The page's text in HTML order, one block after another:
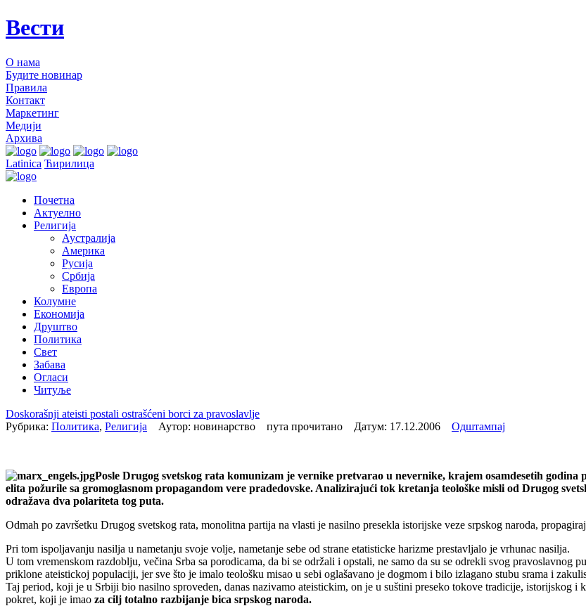
Вести
О нама
Будите новинар
Правила
Контакт
Маркетинг
Медији
Архива
Latinica Ћирилица
Почетна
Актуелно
Религија
Аустралија
Америка
Русија
Србија
Европа
Колумне
Економија
Друштво
Политика
Свет
Забава
Огласи
Читуље
Doskorašnji ateisti postali ostrašćeni borci za pravoslavlje
Рубрика: Политика, Религија Аутор: новинарство пута прочитано Датум: 17.12.2006 Одштампај
Posle Drugog svetskog rata komunizam je vernike pretvarao u nevernike, krajem osamdesetih
elita požurile sa gromoglasnom propagandom vere pradedovske. Analizirajući tok kretanja teološke misli od Drugog
odražava dva polariteta tog puta.
Odmah po završetku Drugog svetskog rata, monolitna partija na vlasti je nasilno presekla istorijske veze srpskog naroda,
Pri tom ispoljavanju nasilja u nametanju svoje volje, nametanje sebe od strane etatisticke harizme prestavljalo je vrhunac nasilja.
U tom vremenskom razdoblju, večina Srba sa porodicama, da bi se održali i opstali, ne samo da su se odrekli svog pravoslavnog
priklone ateistickoj populaciji, jer sve što je imalo teološku misao u sebi oglašavano je dogmom i bilo izlagano stubu srama i
Taj period, koji je u Srbiji bio nasilno sproveden, danas nazivamo ateistickim, on je u suštini preseko tokove tradicije, istorijskog
pokret, koji je imao za cilj totalno razbijanje bica srpskog naroda.